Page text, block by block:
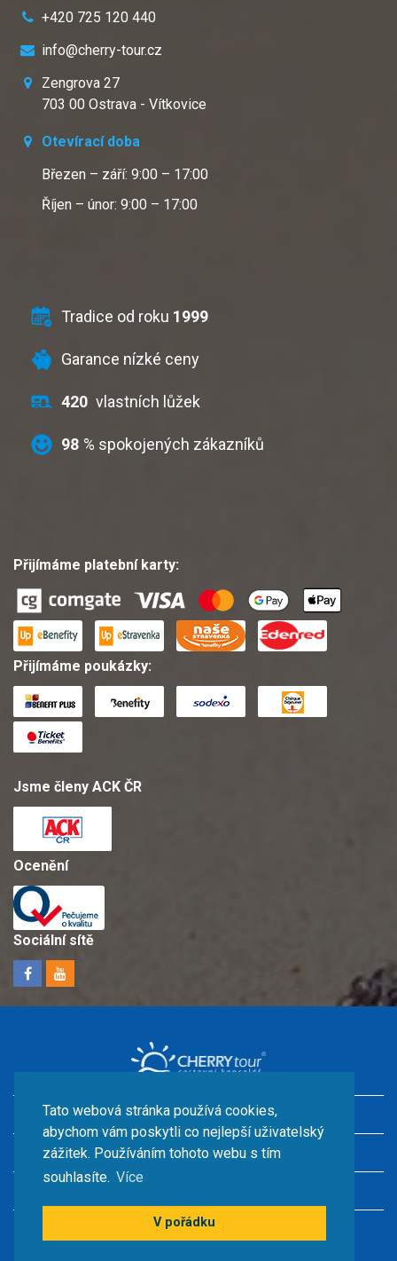
Tato webová stránka používá cookies,
abychom vám poskytli co nejlepší uživatelský
zážitek. Používáním tohoto webu s tím
souhlasíte. Více
V pořádku
+420 725 120 440
info@cherry-tour.cz
Zengrova 27
703 00 Ostrava - Vítkovice
Otevírací doba
Březen – září: 9:00 – 17:00
Říjen – únor: 9:00 – 17:00
Tradice od roku 1999
Garance nízké ceny
420 vlastních lůžek
98 % spokojených zákazníků
Přijímáme platební karty:
Přijímáme poukázky:
Jsme členy ACK ČR
Ocenění
Sociální sítě
Dovolená v Chorvatsku s dětmi
Ubytování u moře
© CHERRY TOUR s.r.o.2026